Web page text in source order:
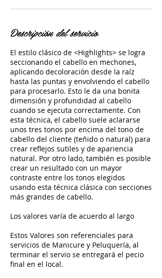
Descripción del servicio
El estilo clásico de <Highlights> se logra
seccionando el cabello en mechones,
aplicando decoloración desde la raíz
hasta las puntas y envolviendo el cabello
para procesarlo. Esto le da una bonita
dimensión y profundidad al cabello
cuando se ejecuta correctamente. Con
esta técnica, el cabello suele aclararse
unos tres tonos por encima del tono de
cabello del cliente (teñido o natural) para
crear reflejos sutiles y de apariencia
natural. Por otro lado, también es posible
crear un resultado con un mayor
contraste entre los tonos elegidos
usando esta técnica clásica con secciones
más grandes de cabello.
Los valores varía de acuerdo al largo
Estos Valores son referenciales para
servicios de Manicure y Peluquería, al
terminar el servio se entregará el pecio
final en el local.